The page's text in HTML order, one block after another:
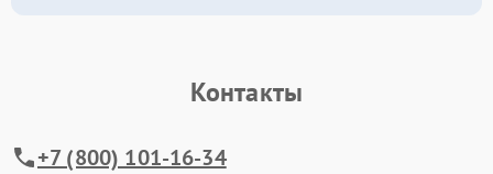
Контакты
+7 (800) 101-16-34